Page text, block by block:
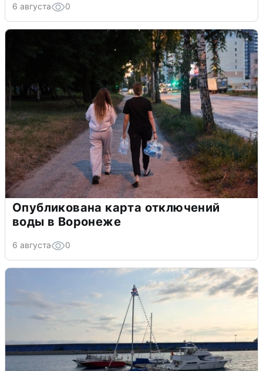
6 августа 0
Опубликована карта отключений
воды в Воронеже
6 августа 0